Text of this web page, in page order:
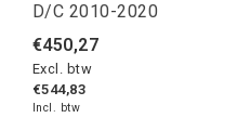
D/C 2010-2020
€450,27
Excl. btw
€544,83
Incl. btw